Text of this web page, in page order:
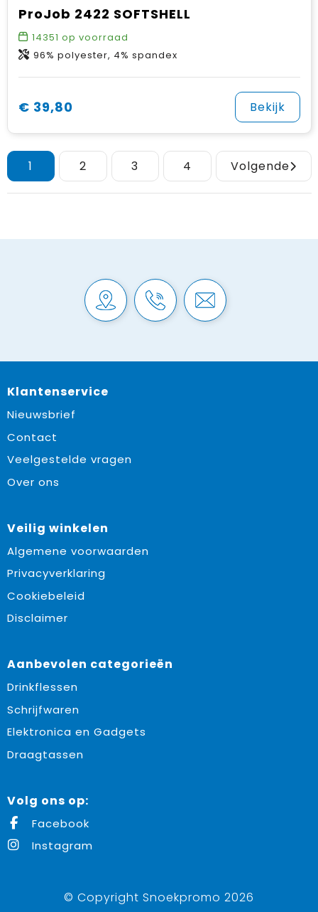
ProJob 2422 SOFTSHELL
14351 op voorraad
96% polyester, 4% spandex
€ 39,80 Bekijk
1 2 3 4 Volgende
Klantenservice
Nieuwsbrief
Contact
Veelgestelde vragen
Over ons
Veilig winkelen
Algemene voorwaarden
Privacyverklaring
Cookiebeleid
Disclaimer
Aanbevolen categorieën
Drinkflessen
Schrijfwaren
Elektronica en Gadgets
Draagtassen
Volg ons op:
Facebook
Instagram
© Copyright Snoekpromo 2026